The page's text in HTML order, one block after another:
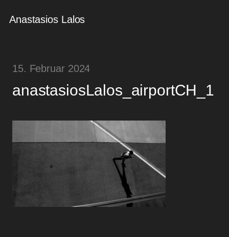
Anastasios Lalos
15. Februar 2024
anastasiosLalos_airportCH_1